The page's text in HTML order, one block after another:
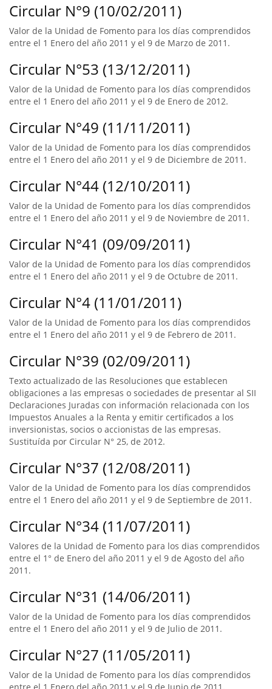
Circular N°9 (10/02/2011)
Valor de la Unidad de Fomento para los días comprendidos
entre el 1 Enero del año 2011 y el 9 de Marzo de 2011.
Circular N°53 (13/12/2011)
Valor de la Unidad de Fomento para los días comprendidos
entre el 1 Enero del año 2011 y el 9 de Enero de 2012.
Circular N°49 (11/11/2011)
Valor de la Unidad de Fomento para los días comprendidos
entre el 1 Enero del año 2011 y el 9 de Diciembre de 2011.
Circular N°44 (12/10/2011)
Valor de la Unidad de Fomento para los días comprendidos
entre el 1 Enero del año 2011 y el 9 de Noviembre de 2011.
Circular N°41 (09/09/2011)
Valor de la Unidad de Fomento para los días comprendidos
entre el 1 Enero del año 2011 y el 9 de Octubre de 2011.
Circular N°4 (11/01/2011)
Valor de la Unidad de Fomento para los días comprendidos
entre el 1 Enero del año 2011 y el 9 de Febrero de 2011.
Circular N°39 (02/09/2011)
Texto actualizado de las Resoluciones que establecen
obligaciones a las empresas o sociedades de presentar al SII
Declaraciones Juradas con información relacionada con los
Impuestos Anuales a la Renta y emitir certificados a los
inversionistas, socios o accionistas de las empresas.
Sustituída por Circular N° 25, de 2012.
Circular N°37 (12/08/2011)
Valor de la Unidad de Fomento para los días comprendidos
entre el 1 Enero del año 2011 y el 9 de Septiembre de 2011.
Circular N°34 (11/07/2011)
Valores de la Unidad de Fomento para los dias comprendidos
entre el 1° de Enero del año 2011 y el 9 de Agosto del año
2011.
Circular N°31 (14/06/2011)
Valor de la Unidad de Fomento para los días comprendidos
entre el 1 Enero del año 2011 y el 9 de Julio de 2011.
Circular N°27 (11/05/2011)
Valor de la Unidad de Fomento para los días comprendidos